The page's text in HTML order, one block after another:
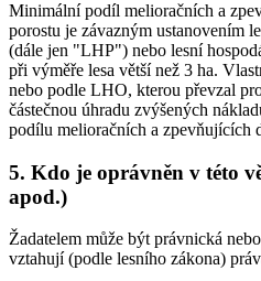
Minimální podíl melioračních a
porostu je závazným ustanovením
(dále jen "LHP") nebo lesní
při výměře lesa větší než 3 ha.
nebo podle LHO, kterou převzal
částečnou úhradu zvýšených
podílu melioračních a zpevňujících
5. Kdo je oprávněn v této
apod.)
Žadatelem může být právnická
vztahují (podle lesního zákona)